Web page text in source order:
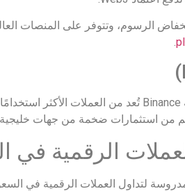
الرسوم، وتتوفر على المنصات
.
من استثمارات ضخمة من جهات
الرقمية في
لتداول العملات الرقمية في